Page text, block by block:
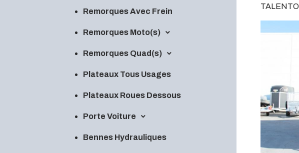
Remorques Avec Frein
Remorques Moto(s)
Remorques Quad(s)
Plateaux Tous Usages
Plateaux Roues Dessous
Porte Voiture
Bennes Hydrauliques
TALENTO